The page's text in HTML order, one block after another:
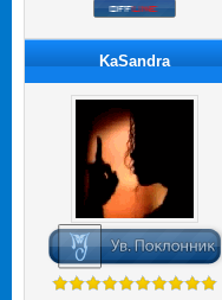
KaSandra